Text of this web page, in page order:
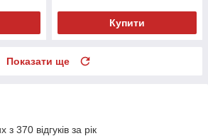
Купити
Показати ще
370 відгуків за рік